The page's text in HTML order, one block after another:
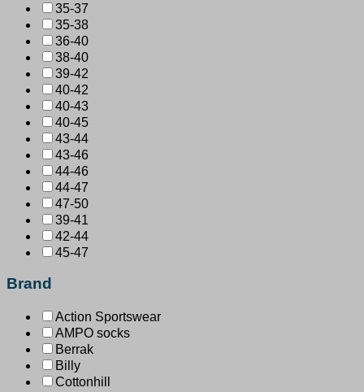
35-37
35-38
36-40
38-40
39-42
40-42
40-43
40-45
43-44
43-46
44-46
44-47
47-50
39-41
42-44
45-47
Brand
Action Sportswear
AMPO socks
Berrak
Billy
Cottonhill